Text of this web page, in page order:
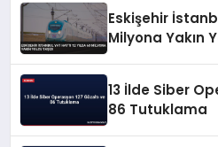
Eskişehir
Milyona Yakın
13 İlde Siber
86 Tutuklama